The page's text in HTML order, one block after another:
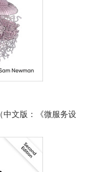
（中文版：《微服务设